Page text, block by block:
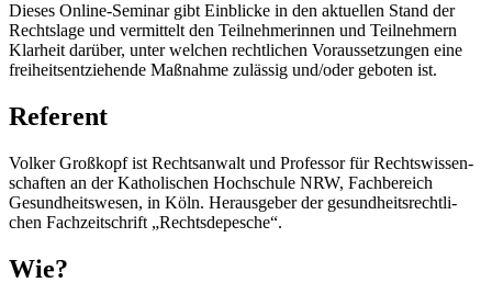
Die­ses Online-Semi­nar gibt Ein­bli­cke in den aktu­el­len Stand der
Rechts­la­ge und ver­mit­telt den Teil­neh­me­rin­nen und Teil­neh­mern
Klar­heit dar­über, unter wel­chen recht­li­chen Vor­aus­set­zun­gen eine
frei­heits­ent­zie­hen­de Maß­nah­me zuläs­sig und/oder gebo­ten ist.
Referent
Vol­ker Groß­kopf ist Rechts­an­walt und Pro­fes­sor für Rechts­wis­sen­
schaf­ten an der Katho­li­schen Hoch­schu­le NRW, Fach­be­reich
Gesund­heits­we­sen, in Köln. Her­aus­ge­ber der gesund­heits­recht­li­
chen Fach­zeit­schrift „Rechts­de­pe­sche“.
Wie?